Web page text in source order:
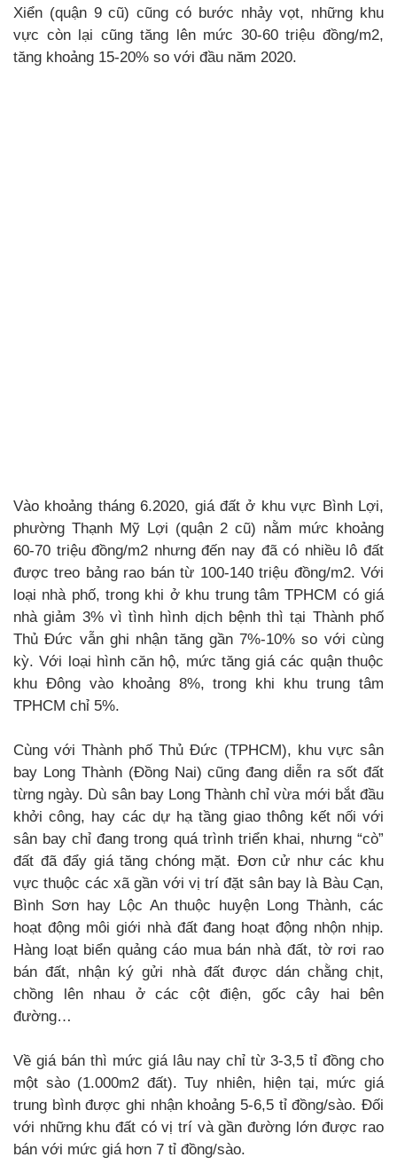
Xiển (quận 9 cũ) cũng có bước nhảy vọt, những khu
vực còn lại cũng tăng lên mức 30-60 triệu đồng/m2,
tăng khoảng 15-20% so với đầu năm 2020.
Vào khoảng tháng 6.2020, giá đất ở khu vực Bình Lợi,
phường Thạnh Mỹ Lợi (quận 2 cũ) nằm mức khoảng
60-70 triệu đồng/m2 nhưng đến nay đã có nhiều lô đất
được treo bảng rao bán từ 100-140 triệu đồng/m2. Với
loại nhà phố, trong khi ở khu trung tâm TPHCM có giá
nhà giảm 3% vì tình hình dịch bệnh thì tại Thành phố
Thủ Đức vẫn ghi nhận tăng gần 7%-10% so với cùng
kỳ. Với loại hình căn hộ, mức tăng giá các quận thuộc
khu Đông vào khoảng 8%, trong khi khu trung tâm
TPHCM chỉ 5%.
Cùng với Thành phố Thủ Đức (TPHCM), khu vực sân
bay Long Thành (Đồng Nai) cũng đang diễn ra sốt đất
từng ngày. Dù sân bay Long Thành chỉ vừa mới bắt đầu
khởi công, hay các dự hạ tầng giao thông kết nối với
sân bay chỉ đang trong quá trình triển khai, nhưng “cò”
đất đã đẩy giá tăng chóng mặt. Đơn cử như các khu
vực thuộc các xã gần với vị trí đặt sân bay là Bàu Cạn,
Bình Sơn hay Lộc An thuộc huyện Long Thành, các
hoạt động môi giới nhà đất đang hoạt động nhộn nhịp.
Hàng loạt biển quảng cáo mua bán nhà đất, tờ rơi rao
bán đất, nhận ký gửi nhà đất được dán chằng chịt,
chồng lên nhau ở các cột điện, gốc cây hai bên
đường…
Về giá bán thì mức giá lâu nay chỉ từ 3-3,5 tỉ đồng cho
một sào (1.000m2 đất). Tuy nhiên, hiện tại, mức giá
trung bình được ghi nhận khoảng 5-6,5 tỉ đồng/sào. Đối
với những khu đất có vị trí và gần đường lớn được rao
bán với mức giá hơn 7 tỉ đồng/sào.